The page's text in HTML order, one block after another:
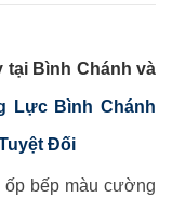
tại Bình Chánh và
Lực Bình Chánh
Đối
ốp bếp màu cường